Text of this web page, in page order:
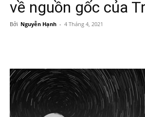
về nguồn gốc của
Bởi Nguyễn Hạnh - 4 Tháng 4, 2021